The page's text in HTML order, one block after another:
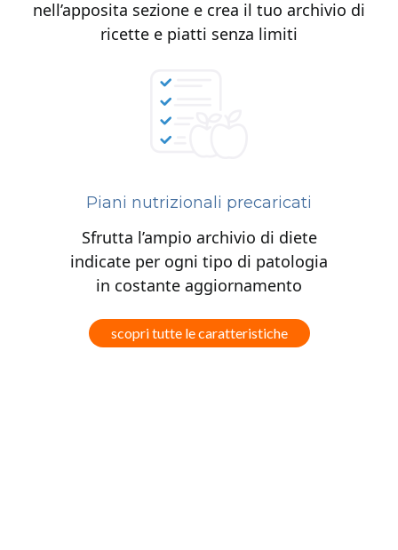
nell’apposita sezione e crea il tuo archivio di
ricette e piatti senza limiti
Piani nutrizionali precaricati
Sfrutta l’ampio archivio di diete
indicate per ogni tipo di patologia
in costante aggiornamento
scopri tutte le caratteristiche